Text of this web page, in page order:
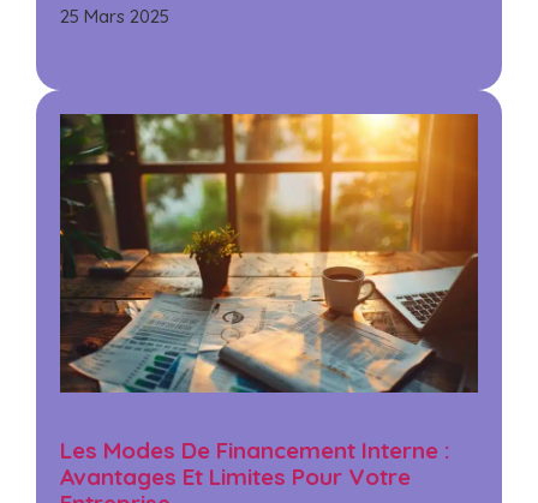
25 Mars 2025
Les Modes De Financement Interne :
Avantages Et Limites Pour Votre